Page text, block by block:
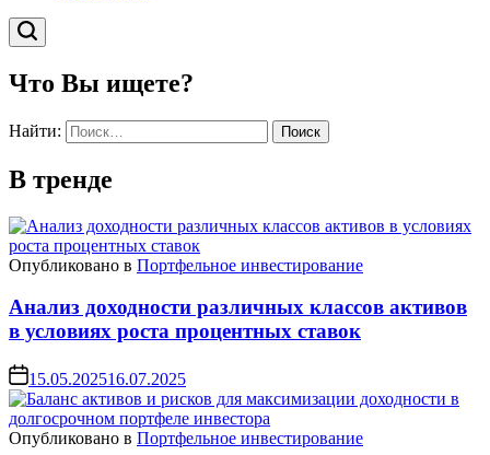
Что Вы ищете?
Найти:
В тренде
Опубликовано в Портфельное инвестирование
Анализ доходности различных классов активов
в условиях роста процентных ставок
15.05.202516.07.2025
Опубликовано в Портфельное инвестирование